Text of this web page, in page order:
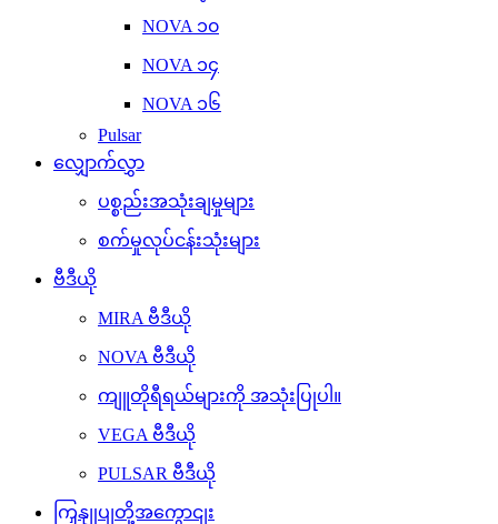
NOVA ၁၀
NOVA ၁၄
NOVA ၁၆
Pulsar
လျှောက်လွှာ
ပစ္စည်းအသုံးချမှုများ
စက်မှုလုပ်ငန်းသုံးများ
ဗီဒီယို
MIRA ဗီဒီယို
NOVA ဗီဒီယို
ကျူတိုရီရယ်များကို အသုံးပြုပါ။
VEGA ဗီဒီယို
PULSAR ဗီဒီယို
ကြှနျုပျတို့အကွောငျး